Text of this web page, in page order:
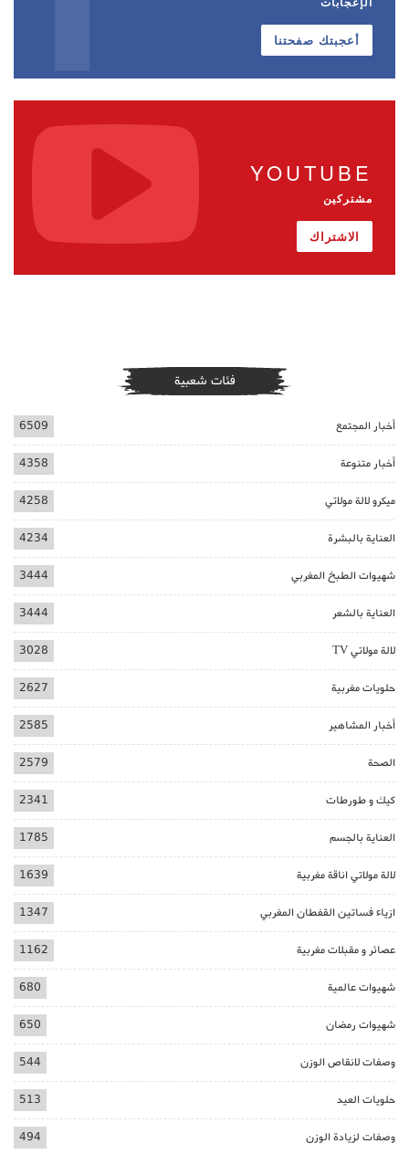
أعجبتك صفحتنا
YOUTUBE
مشتركين
الاشتراك
فئات شعبية
أخبار المجتمع 6509
أخبار متنوعة 4358
ميكرو لالة مولاتي 4258
العناية بالبشرة 4234
شهيوات الطبخ المغربي 3444
العناية بالشعر 3444
لالة مولاتي TV 3028
حلويات مغربية 2627
أخبار المشاهير 2585
الصحة 2579
كيك و طورطات 2341
العناية بالجسم 1785
لالة مولاتي اناقة مغربية 1639
ازياء فساتين القفطان المغربي 1347
عصائر و مقبلات مغربية 1162
شهيوات عالمية 680
شهيوات رمضان 650
وصفات لانقاص الوزن 544
حلويات العيد 513
وصفات لزيادة الوزن 494